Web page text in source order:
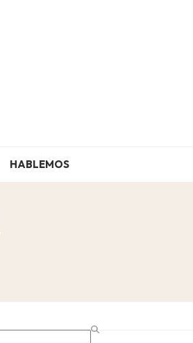
HABLEMOS